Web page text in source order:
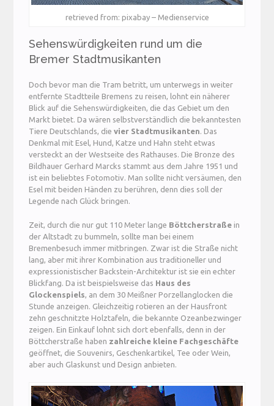
retrieved from: pixabay – Medienservice
Sehenswürdigkeiten rund um die
Bremer Stadtmusikanten
Doch bevor man die Tram betritt, um unterwegs in weiter
entfernte Stadtteile Bremens zu reisen, lohnt ein näherer
Blick auf die Sehenswürdigkeiten, die das Gebiet um den
Markt bietet. Da wären selbstverständlich die bekanntesten
Tiere Deutschlands, dievier Stadtmusikanten. Das
Denkmal mit Esel, Hund, Katze und Hahn steht etwas
versteckt an der Westseite des Rathauses. Die Bronze des
Bildhauer Gerhard Marcks stammt aus dem Jahre 1951 und
ist ein beliebtes Fotomotiv. Man sollte nicht versäumen, den
Esel mit beiden Händen zu berühren, denn dies soll der
Legende nach Glück bringen.
Zeit, durch die nur gut 110 Meter lange Böttcherstraße in
der Altstadt zu bummeln, sollte man bei einem
Bremenbesuch immer mitbringen. Zwar ist die Straße nicht
lang, aber mit ihrer Kombination aus traditioneller und
expressionistischer Backstein-Architektur ist sie ein echter
Blickfang. Da ist beispielsweise das Haus des
Glockenspiels , an dem 30 Meißner Porzellanglocken die
Stunde anzeigen. Gleichzeitig rotieren an der Hausfront
zehn geschnitzte Holztafeln, die bekannte Ozeanbezwinger
zeigen. Ein Einkauf lohnt sich dort ebenfalls, denn in der
Böttcherstraße haben zahlreiche kleine Fachgeschäfte
geöffnet, die Souvenirs, Geschenkartikel, Tee oder Wein,
aber auch Glaskunst und Design anbieten.